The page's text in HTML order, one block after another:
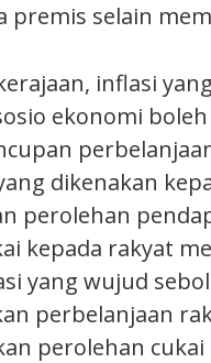
premis selain
inflasi
ekonomi
dikenakan
perolehan
kepada rakyat
yang wujud
perbelanjaan
perolehan